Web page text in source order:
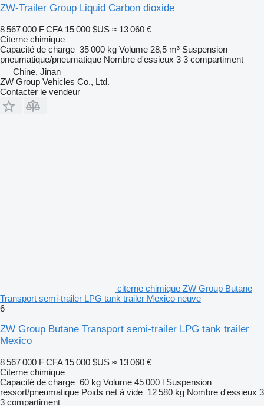
ZW-Trailer Group Liquid Carbon dioxide
8 567 000 F CFA 15 000 $US ≈ 13 060 €
Citerne chimique
Capacité de charge 35 000 kg Volume 28,5 m³ Suspension
pneumatique/pneumatique Nombre d'essieux 3 3 compartiment
Chine, Jinan
ZW Group Vehicles Co., Ltd.
Contacter le vendeur
citerne chimique ZW Group Butane
Transport semi-trailer LPG tank trailer Mexico neuve
6
ZW Group Butane Transport semi-trailer LPG tank trailer
Mexico
8 567 000 F CFA 15 000 $US ≈ 13 060 €
Citerne chimique
Capacité de charge 60 kg Volume 45 000 l Suspension
ressort/pneumatique Poids net à vide 12 580 kg Nombre d'essieux 3
3 compartiment